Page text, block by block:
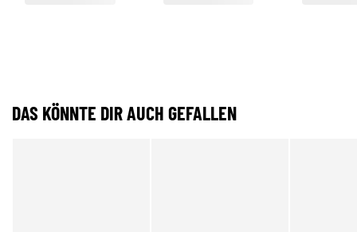
DAS KÖNNTE DIR AUCH GEFALLEN